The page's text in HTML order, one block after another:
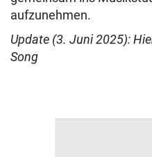
aufzunehmen.
Update (3. Juni 2025):
Song